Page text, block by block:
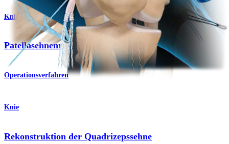
Knie
Patellasehnenrekonstruktion
Operationsverfahren
Knie
Rekonstruktion der Quadrizepssehne